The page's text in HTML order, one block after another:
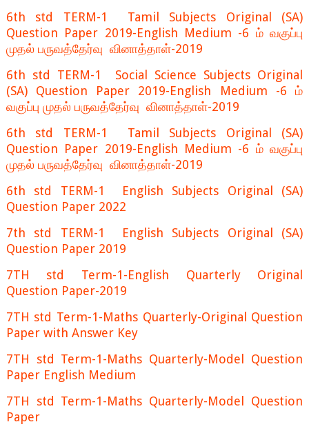
6th std TERM-1 Tamil Subjects Original (SA)
Question Paper 2019-English Medium -6 ம் வகுப்பு
முதல் பருவத்தேர்வு வினாத்தாள்-2019
6th std TERM-1 Social Science Subjects Original
(SA) Question Paper 2019-English Medium -6 ம்
வகுப்பு முதல் பருவத்தேர்வு வினாத்தாள்-2019
6th std TERM-1 Tamil Subjects Original (SA)
Question Paper 2019-English Medium -6 ம் வகுப்பு
முதல் பருவத்தேர்வு வினாத்தாள்-2019
6th std TERM-1 English Subjects Original (SA)
Question Paper 2022
7th std TERM-1 English Subjects Original (SA)
Question Paper 2019
7TH std Term-1-English Quarterly Original
Question Paper-2019
7TH std Term-1-Maths Quarterly-Original Question
Paper with Answer Key
7TH std Term-1-Maths Quarterly-Model Question
Paper English Medium
7TH std Term-1-Maths Quarterly-Model Question
Paper